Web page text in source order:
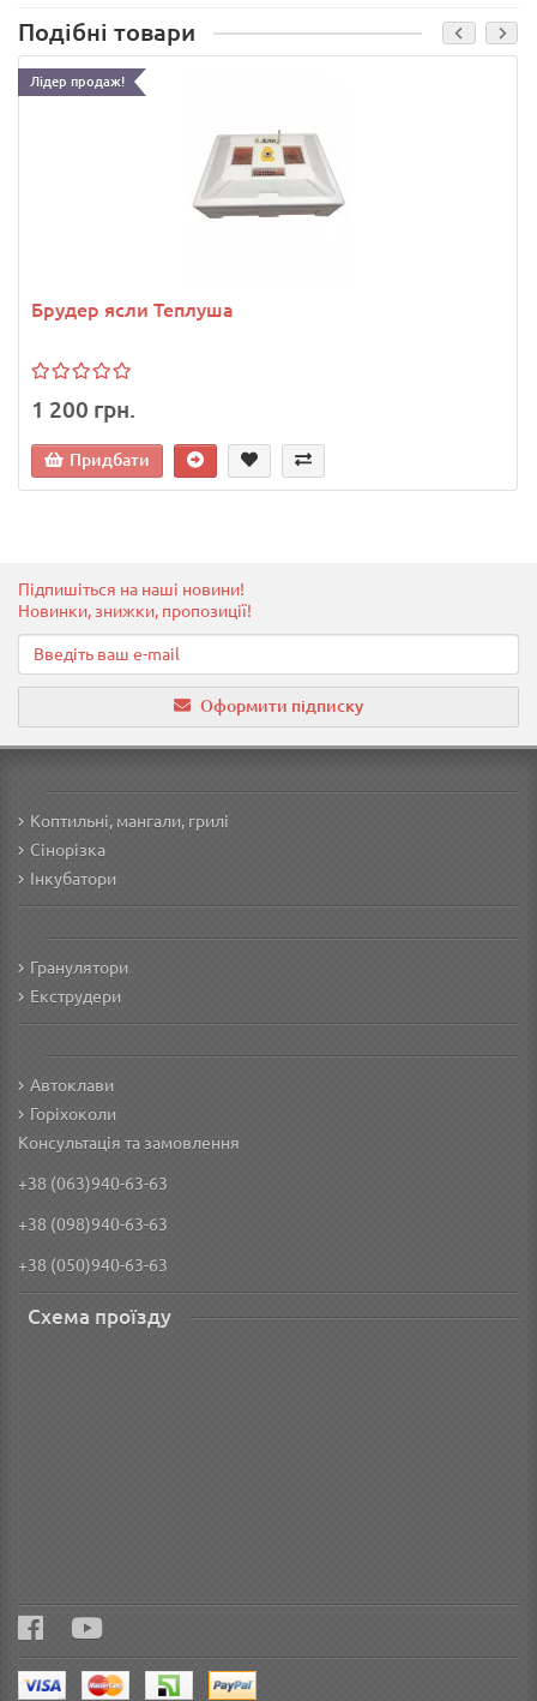
Подібні товари
Лідер продаж!
Брудер ясли Теплуша
1 200 грн.
Придбати
Підпишіться на наші новини!
Новинки, знижки, пропозиції!
Оформити підписку
Коптильні, мангали, грилі
Сінорізка
Інкубатори
Гранулятори
Екструдери
Автоклави
Горіхоколи
Консультація та замовлення
+38 (063)940-63-63
+38 (098)940-63-63
+38 (050)940-63-63
Схема проїзду